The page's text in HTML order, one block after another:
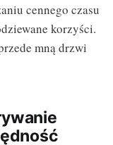
cennego czasu
korzyści.
mną drzwi